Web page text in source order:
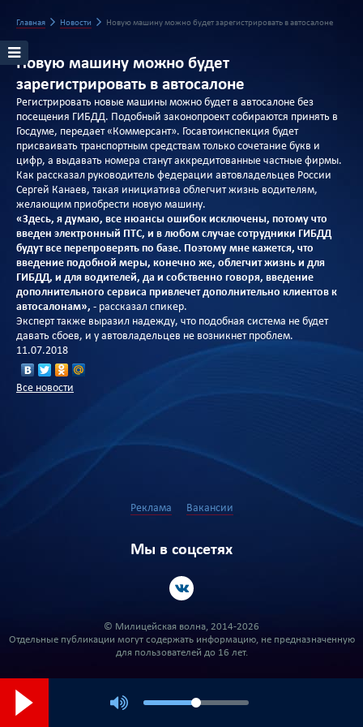
Главная Новости Новую машину можно будет зарегистрировать в автосалоне
Новую машину можно будет
зарегистрировать в автосалоне
Регистрировать новые машины можно будет в автосалоне без
посещения ГИБДД. Подобный законопроект собираются принять в
Госдуме, передает «Коммерсант». Госавтоинспекция будет
присваивать транспортным средствам только сочетание букв и
цифр, а выдавать номера станут аккредитованные частные фирмы.
Как рассказал руководитель федерации автовладельцев России
Сергей Канаев, такая инициатива облегчит жизнь водителям,
желающим приобрести новую машину.
«Здесь, я думаю, все нюансы ошибок исключены, потому что
введен электронный ПТС, и в любом случае сотрудники ГИБДД
будут все перепроверять по базе. Поэтому мне кажется, что
введение подобной меры, конечно же, облегчит жизнь и для
ГИБДД, и для водителей, да и собственно говоря, введение
дополнительного сервиса привлечет дополнительно клиентов к
автосалонам», - рассказал спикер.
Эксперт также выразил надежду, что подобная система не будет
давать сбоев, и у автовладельцев не возникнет проблем.
11.07.2018
Все новости
Реклама Вакансии
Мы в соцсетях
© Милицейская волна, 2014-2026
Отдельные публикации могут содержать информацию, не предназначенную
для пользователей до 16 лет.